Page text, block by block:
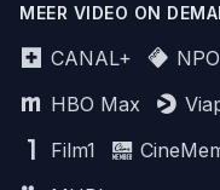
MEER VIDEO ON
CANAL+
HBO Max
Film1